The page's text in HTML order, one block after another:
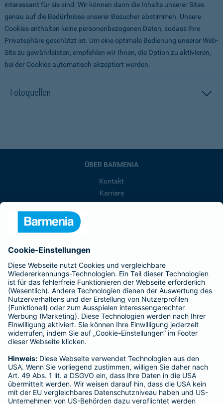
interessant für sie sind. Wir können dann die Inhalte unserer Sites
genau auf die Bedürfnisse unserer Besucher abstimmen. Unsere
Cookies enthalten keine personenbezogenen Daten, sodass Ihre
Privatsphäre geschützt ist. Um eine optimale Bedienung unserer Web-
Site zu gewährleisten, empfehlen wir Ihnen, die Option zu aktivieren,
bei der Cookies automatisch akzeptiert werden.
Fotoquellen
ÜBER BARMENIA
Kontakt
Karriere
Barmenia ist Teil der BarmeniaGothaer
BELIEBTE SEITEN
Kranken-Zusatzversicherung
Tierversicherungen
Haftpflichtversicherung
Hausratversicherung
Adresse ändern
Schaden melden
Kilometerstandsmeldung
Serviceübersicht